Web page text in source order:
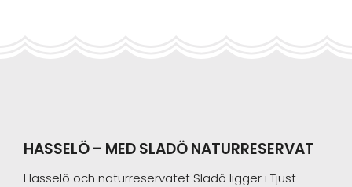
Footer
HASSELÖ – MED SLADÖ NATURRESERVAT
Hasselö och naturreservatet Sladö ligger i Tjust